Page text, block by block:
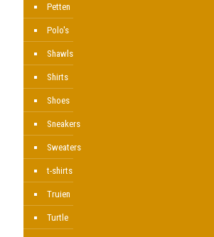
Petten
Polo's
Shawls
Shirts
Shoes
Sneakers
Sweaters
t-shirts
Truien
Turtle